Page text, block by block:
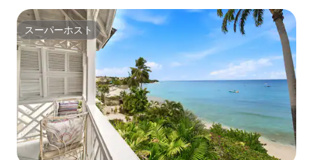
スーパーホスト
スーパーホスト